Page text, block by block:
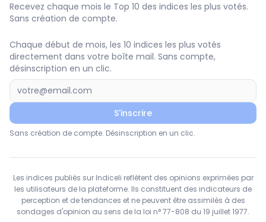
Recevez chaque mois le Top 10 des indices les plus votés.
Sans création de compte.
Chaque début de mois, les 10 indices les plus votés
directement dans votre boîte mail. Sans compte,
désinscription en un clic.
S'inscrire
Sans création de compte. Désinscription en un clic.
Les indices publiés sur Indiceli reflètent des opinions exprimées par
les utilisateurs de la plateforme. Ils constituent des indicateurs de
perception et de tendances et ne peuvent être assimilés à des
sondages d'opinion au sens de la loi n° 77-808 du 19 juillet 1977.